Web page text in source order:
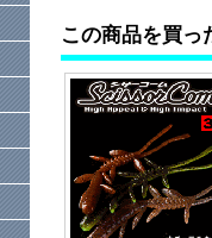
この商品を買っ